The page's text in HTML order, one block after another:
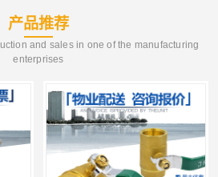
产品推荐
and sales in one of the manufacturing
enterprises